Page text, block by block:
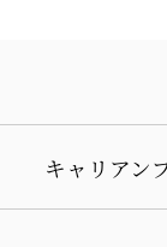
キャリアン